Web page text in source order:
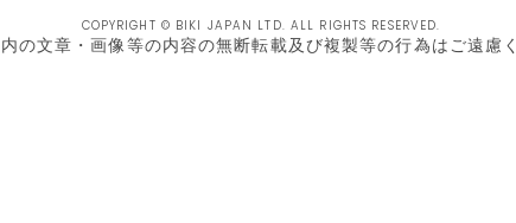
COPYRIGHT © BIKI JAPAN LTD. ALL RIGHTS RESERVED.
の文章・画像等の内容の無断転載及び複製等の行為はご遠慮